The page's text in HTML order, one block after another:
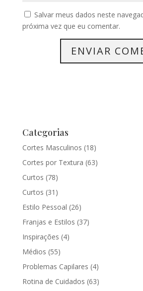
Salvar meus dados neste
próxima vez que eu comentar.
Categorias
Cortes Masculinos (18)
Cortes por Textura (63)
Curtos (78)
Curtos (31)
Estilo Pessoal (26)
Franjas e Estilos (37)
Inspirações (4)
Médios (55)
Problemas Capilares (4)
Rotina de Cuidados (63)